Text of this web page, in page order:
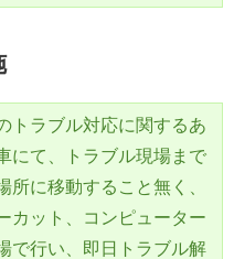
トラブル対応に関するあ
にて、トラブル現場まで
に移動すること無く、
カット、コンピューター
で行い、即日トラブル解